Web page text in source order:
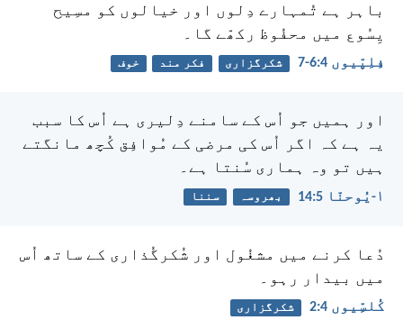
باہر ہے تُمہارے دِلوں اور خیالوں کو مسِیح
یِسُوع میں محفُوظ رکھّے گا۔
فِلِپّیوں 4:‏6-‏7 شکرگزاری فکر مند خوف
اور ہمیں جو اُس کے سامنے دِلیری ہے اُس کا سبب
یہ ہے کہ اگر اُس کی مرضی کے مُوافِق کُچھ مانگتے
ہیں تو وہ ہماری سُنتا ہے۔
۱-یُوحنّا 5:‏14 بھروسہ سننا
دُعا کرنے میں مشغُول اور شُکرگُذاری کے ساتھ اُس
میں بیدار رہو۔
کُلسِّیوں 4:‏2 شکرگزاری